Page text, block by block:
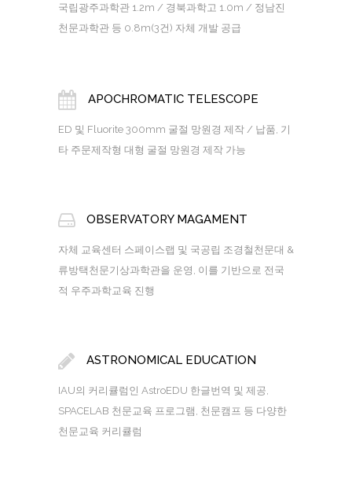
국립광주과학관 1.2m / 경북과학고 1.0m / 정남진
천문과학관 등 0.8m(3건) 자체 개발 공급
APOCHROMATIC TELESCOPE
ED 및 Fluorite 300mm 굴절 망원경 제작 / 납품, 기
타 주문제작형 대형 굴절 망원경 제작 가능
OBSERVATORY MAGAMENT
자체 교육센터 스페이스랩 및 국공립 조경철천문대 &
류방택천문기상과학관을 운영, 이를 기반으로 전국
적 우주과학교육 진행
ASTRONOMICAL EDUCATION
IAU의 커리큘럼인 AstroEDU 한글번역 및 제공,
SPACELAB 천문교육 프로그램, 천문캠프 등 다양한
천문교육 커리큘럼